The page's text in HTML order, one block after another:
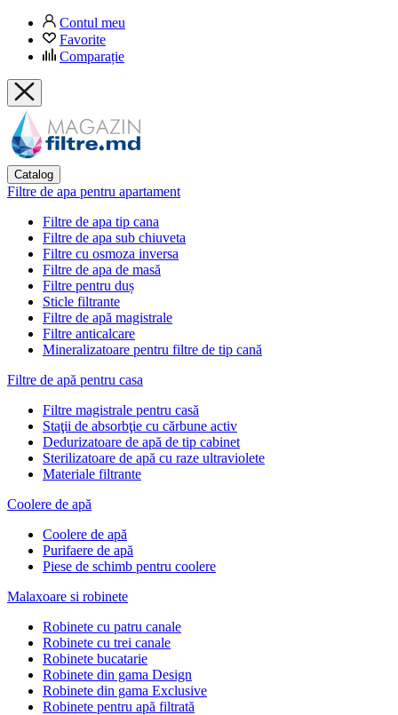
Contul meu
Favorite
Comparație
Catalog
Filtre de apa pentru apartament
Filtre de apa tip cana
Filtre de apa sub chiuveta
Filtre cu osmoza inversa
Filtre de apa de masă
Filtre pentru duș
Sticle filtrante
Filtre de apă magistrale
Filtre anticalcare
Mineralizatoare pentru filtre de tip cană
Filtre de apă pentru casa
Filtre magistrale pentru casă
Staţii de absorbţie cu cărbune activ
Dedurizatoare de apă de tip cabinet
Sterilizatoare de apă cu raze ultraviolete
Materiale filtrante
Coolere de apă
Сoolere de apă
Purifaere de apă
Piese de schimb pentru coolere
Malaxoare si robinete
Robinete cu patru canale
Robinete cu trei canale
Robinete bucatarie
Robinete din gama Design
Robinete din gama Exclusive
Robinete pentru apă filtrată